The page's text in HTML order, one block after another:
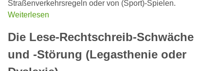
Straßenverkehrsregeln oder von (Sport)-Spielen.
Weiterlesen
Die Lese-Rechtschreib-Schwäche
und -Störung (Legasthenie oder